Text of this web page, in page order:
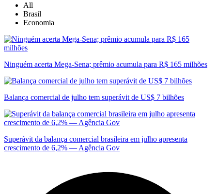
All
Brasil
Economia
Ninguém acerta Mega-Sena; prêmio acumula para R$ 165 milhões
Balança comercial de julho tem superávit de US$ 7 bilhões
Superávit da balança comercial brasileira em julho apresenta
crescimento de 6,2% — Agência Gov